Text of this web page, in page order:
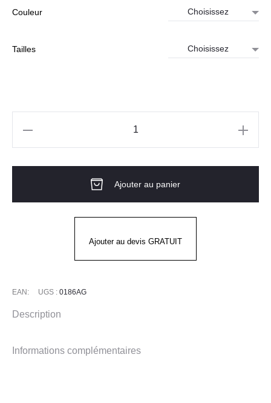
Couleur
Tailles
gel
Ajouter au panier
Ajouter au devis GRATUIT
EAN: UGS : 0186AG
Description
Informations complémentaires